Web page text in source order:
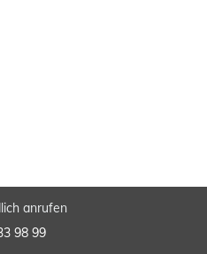
anrufen
98 99